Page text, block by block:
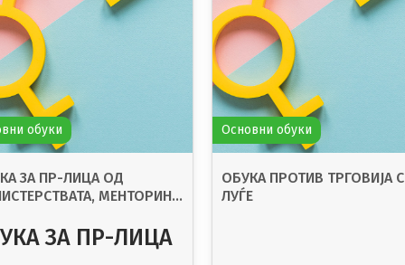
обуки
ЗА ПР-ЛИЦА ОД
МЕНТОРИНГ
НА УСЛУГИТЕ
И ЗАШТИТА НА
ЗА ПР-ЛИЦА
Основни обуки
ОБУКА ПРОТИВ ТРГОВИЈА
ЛУЃЕ